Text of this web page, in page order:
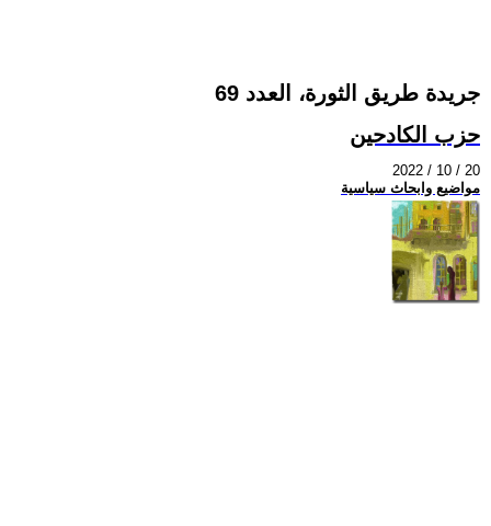
جريدة طريق الثورة، العدد 69
حزب الكادحين
2022 / 10 / 20
مواضيع وابحاث سياسية